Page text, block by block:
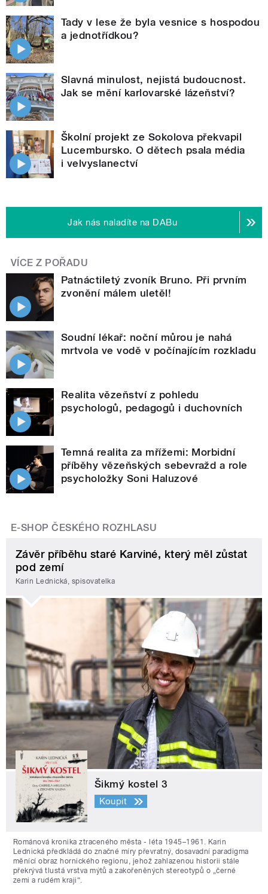
Tady v lese že byla vesnice s hospodou
a jednotřídkou?
Slavná minulost, nejistá budoucnost.
Jak se mění karlovarské lázeňství?
Školní projekt ze Sokolova překvapil
Lucembursko. O dětech psala média
i velvyslanectví
Jak nás naladíte na DABu
VÍCE Z POŘADU
Patnáctiletý zvoník Bruno. Při prvním
zvonění málem uletěl!
Soudní lékař: noční můrou je nahá
mrtvola ve vodě v počínajícím rozkladu
Realita vězeňství z pohledu
psychologů, pedagogů i duchovních
Temná realita za mřížemi: Morbidní
příběhy vězeňských sebevražd a role
psycholožky Soni Haluzové
E-SHOP ČESKÉHO ROZHLASU
Závěr příběhu staré Karviné, který měl zůstat
pod zemí
Karin Lednická, spisovatelka
Šikmý kostel 3
Koupit
Románová kronika ztraceného města - léta 1945–1961. Karin
Lednická předkládá do značné míry převratný, dosavadní paradigma
měnící obraz hornického regionu, jehož zahlazenou historii stále
překrývá tlustá vrstva mýtů a zakořeněných stereotypů o „černé
zemi a rudém kraji“.